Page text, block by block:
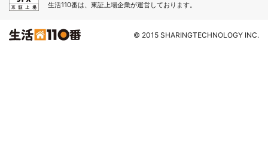
生活110番は、東証上場企業が運営しております。
© 2015 SHARINGTECHNOLOGY INC.